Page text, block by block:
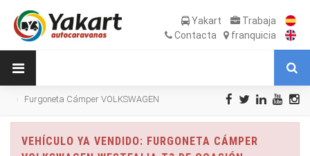
Yakart
Trabaja
Contacta
franquicia
Furgoneta Cámper VOLKSWAGEN
VEHÍCULO YA VENDIDO: FURGONETA CÁMPER